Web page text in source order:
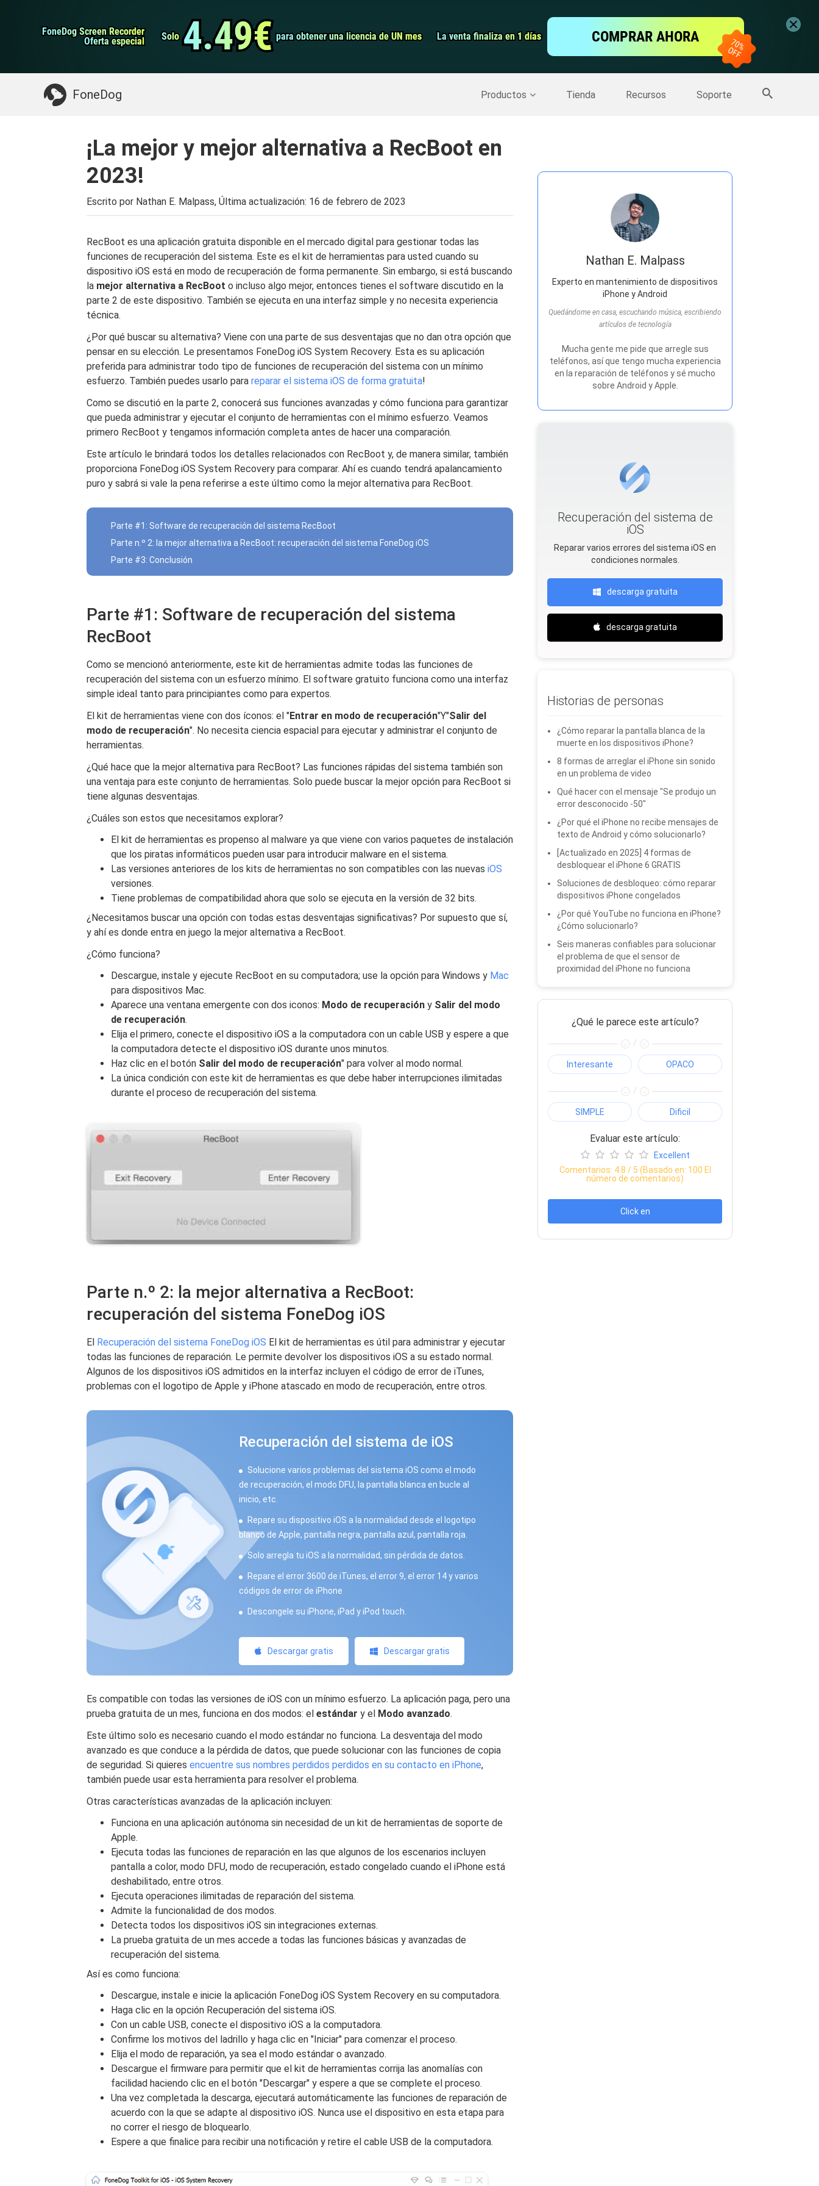
FoneDog Screen Recorder
FoneDog Screen Recorder
Oferta especial
Oferta especial Solo
Solo 4.49€
4.49€ para obtener una licencia de UN mes
para obtener una licencia de UN mes La venta finaliza en 1 días
La venta finaliza en 1 días COMPRAR AHORA
FoneDog Productos Tienda Recursos Soporte
Limpiador de iPhone
Grabador de pantalla
Algo que puede necesitar: Copia de seguridad del iPhone >> Más productos
¡La mejor y mejor alternativa a RecBoot en
2023!
Escrito por Nathan E. Malpass, Última actualización: 16 de febrero de 2023
RecBoot es una aplicación gratuita disponible en el mercado digital para gestionar todas las
funciones de recuperación del sistema. Este es el kit de herramientas para usted cuando su
dispositivo iOS está en modo de recuperación de forma permanente. Sin embargo, si está buscando
la mejor alternativa a RecBoot o incluso algo mejor, entonces tienes el software discutido en la
parte 2 de este dispositivo. También se ejecuta en una interfaz simple y no necesita experiencia
técnica.
¿Por qué buscar su alternativa? Viene con una parte de sus desventajas que no dan otra opción que
pensar en su elección. Le presentamos FoneDog iOS System Recovery. Esta es su aplicación
preferida para administrar todo tipo de funciones de recuperación del sistema con un mínimo
esfuerzo. También puedes usarlo para reparar el sistema iOS de forma gratuita!
Como se discutió en la parte 2, conocerá sus funciones avanzadas y cómo funciona para garantizar
que pueda administrar y ejecutar el conjunto de herramientas con el mínimo esfuerzo. Veamos
primero RecBoot y tengamos información completa antes de hacer una comparación.
Este artículo le brindará todos los detalles relacionados con RecBoot y, de manera similar, también
proporciona FoneDog iOS System Recovery para comparar. Ahí es cuando tendrá apalancamiento
puro y sabrá si vale la pena referirse a este último como la mejor alternativa para RecBoot.
Parte #1: Software de recuperación del sistema RecBoot
Parte n.º 2: la mejor alternativa a RecBoot: recuperación del sistema FoneDog iOS
Parte #3: Conclusión
Parte #1: Software de recuperación del sistema
RecBoot
Como se mencionó anteriormente, este kit de herramientas admite todas las funciones de
recuperación del sistema con un esfuerzo mínimo. El software gratuito funciona como una interfaz
simple ideal tanto para principiantes como para expertos.
El kit de herramientas viene con dos íconos: el "Entrar en modo de recuperación"Y"Salir del
modo de recuperación". No necesita ciencia espacial para ejecutar y administrar el conjunto de
herramientas.
¿Qué hace que la mejor alternativa para RecBoot? Las funciones rápidas del sistema también son
una ventaja para este conjunto de herramientas. Solo puede buscar la mejor opción para RecBoot si
tiene algunas desventajas.
¿Cuáles son estos que necesitamos explorar?
El kit de herramientas es propenso al malware ya que viene con varios paquetes de instalación
que los piratas informáticos pueden usar para introducir malware en el sistema.
Las versiones anteriores de los kits de herramientas no son compatibles con las nuevas iOS
versiones.
Tiene problemas de compatibilidad ahora que solo se ejecuta en la versión de 32 bits.
¿Necesitamos buscar una opción con todas estas desventajas significativas? Por supuesto que sí,
y ahí es donde entra en juego la mejor alternativa a RecBoot.
¿Cómo funciona?
Descargue, instale y ejecute RecBoot en su computadora; use la opción para Windows y Mac
para dispositivos Mac.
Aparece una ventana emergente con dos iconos: Modo de recuperación y Salir del modo
de recuperación.
Elija el primero, conecte el dispositivo iOS a la computadora con un cable USB y espere a que
la computadora detecte el dispositivo iOS durante unos minutos.
Haz clic en el botón Salir del modo de recuperación" para volver al modo normal.
La única condición con este kit de herramientas es que debe haber interrupciones ilimitadas
durante el proceso de recuperación del sistema.
Parte n.º 2: la mejor alternativa a RecBoot:
recuperación del sistema FoneDog iOS
El Recuperación del sistema FoneDog iOS El kit de herramientas es útil para administrar y ejecutar
todas las funciones de reparación. Le permite devolver los dispositivos iOS a su estado normal.
Algunos de los dispositivos iOS admitidos en la interfaz incluyen el código de error de iTunes,
problemas con el logotipo de Apple y iPhone atascado en modo de recuperación, entre otros.
Recuperación del sistema de iOS
Solucione varios problemas del sistema iOS como el modo
de recuperación, el modo DFU, la pantalla blanca en bucle al
inicio, etc.
Repare su dispositivo iOS a la normalidad desde el logotipo
blanco de Apple, pantalla negra, pantalla azul, pantalla roja.
Solo arregla tu iOS a la normalidad, sin pérdida de datos.
Repare el error 3600 de iTunes, el error 9, el error 14 y varios
códigos de error de iPhone
Descongele su iPhone, iPad y iPod touch.
Descargar gratis Descargar gratis
Es compatible con todas las versiones de iOS con un mínimo esfuerzo. La aplicación paga, pero una
prueba gratuita de un mes, funciona en dos modos: el estándar y el Modo avanzado.
Este último solo es necesario cuando el modo estándar no funciona. La desventaja del modo
avanzado es que conduce a la pérdida de datos, que puede solucionar con las funciones de copia
de seguridad. Si quieres encuentre sus nombres perdidos perdidos en su contacto en iPhone,
también puede usar esta herramienta para resolver el problema.
Otras características avanzadas de la aplicación incluyen:
Funciona en una aplicación autónoma sin necesidad de un kit de herramientas de soporte de
Apple.
Ejecuta todas las funciones de reparación en las que algunos de los escenarios incluyen
pantalla a color, modo DFU, modo de recuperación, estado congelado cuando el iPhone está
deshabilitado, entre otros.
Ejecuta operaciones ilimitadas de reparación del sistema.
Admite la funcionalidad de dos modos.
Detecta todos los dispositivos iOS sin integraciones externas.
La prueba gratuita de un mes accede a todas las funciones básicas y avanzadas de
recuperación del sistema.
Así es como funciona:
Descargue, instale e inicie la aplicación FoneDog iOS System Recovery en su computadora.
Haga clic en la opción Recuperación del sistema iOS.
Con un cable USB, conecte el dispositivo iOS a la computadora.
Confirme los motivos del ladrillo y haga clic en "Iniciar" para comenzar el proceso.
Elija el modo de reparación, ya sea el modo estándar o avanzado.
Descargue el firmware para permitir que el kit de herramientas corrija las anomalías con
facilidad haciendo clic en el botón "Descargar" y espere a que se complete el proceso.
Una vez completada la descarga, ejecutará automáticamente las funciones de reparación de
acuerdo con la que se adapte al dispositivo iOS. Nunca use el dispositivo en esta etapa para
no correr el riesgo de bloquearlo.
Espere a que finalice para recibir una notificación y retire el cable USB de la computadora.
Nathan E. Malpass
Experto en mantenimiento de dispositivos
iPhone y Android
Quedándome en casa, escuchando música, escribiendo
artículos de tecnología
Mucha gente me pide que arregle sus
teléfonos, así que tengo mucha experiencia
en la reparación de teléfonos y sé mucho
sobre Android y Apple.
Recuperación del sistema de
iOS
Reparar varios errores del sistema iOS en
condiciones normales.
descarga gratuita
descarga gratuita
Historias de personas
¿Cómo reparar la pantalla blanca de la
muerte en los dispositivos iPhone?
8 formas de arreglar el iPhone sin sonido
en un problema de video
Qué hacer con el mensaje "Se produjo un
error desconocido -50"
¿Por qué el iPhone no recibe mensajes de
texto de Android y cómo solucionarlo?
[Actualizado en 2025] 4 formas de
desbloquear el iPhone 6 GRATIS
Soluciones de desbloqueo: cómo reparar
dispositivos iPhone congelados
¿Por qué YouTube no funciona en iPhone?
¿Cómo solucionarlo?
Seis maneras confiables para solucionar
el problema de que el sensor de
proximidad del iPhone no funciona
¿Qué le parece este artículo?
/
Interesante OPACO
/
SIMPLE Dificil
Evaluar este artículo:
Excellent
Comentarios: 4.8 / 5 (Basado en: 100 El
número de comentarios)
Click en